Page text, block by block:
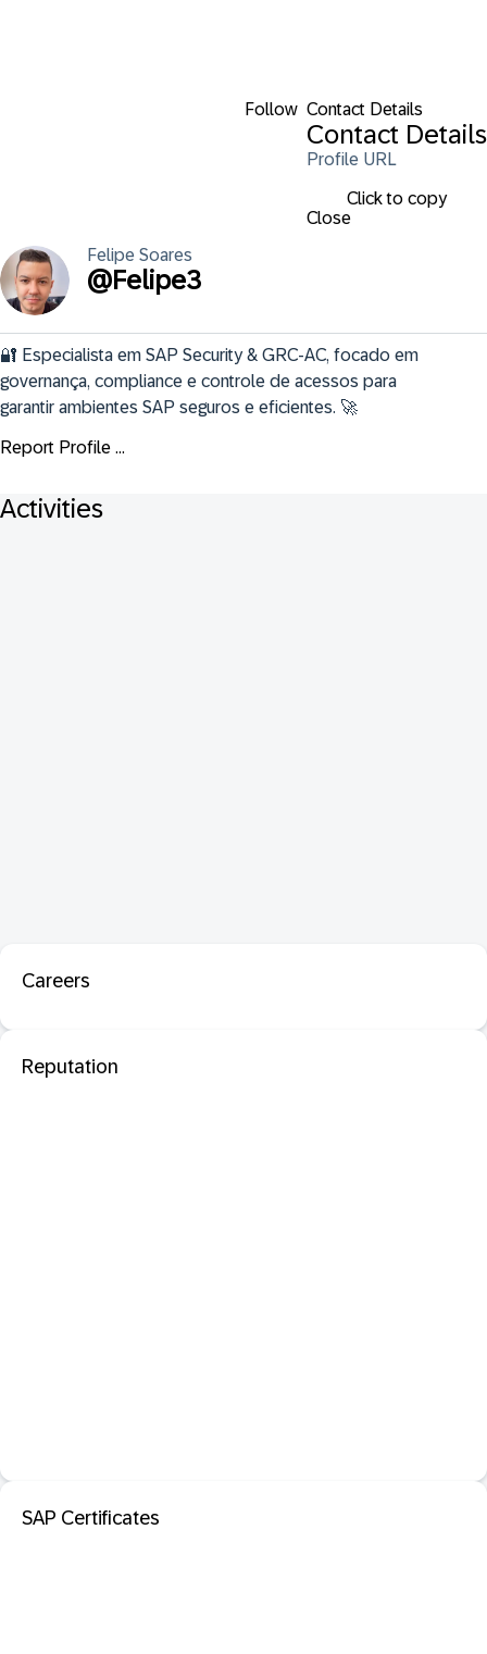
Follow Contact Details
Contact Details
Profile URL
Click to copy
Close
Felipe Soares
@Felipe3
🔐 Especialista em SAP Security & GRC-AC, focado em
governança, compliance e controle de acessos para
garantir ambientes SAP seguros e eficientes. 🚀
Report Profile ...
Activities
Careers
Reputation
SAP Certificates